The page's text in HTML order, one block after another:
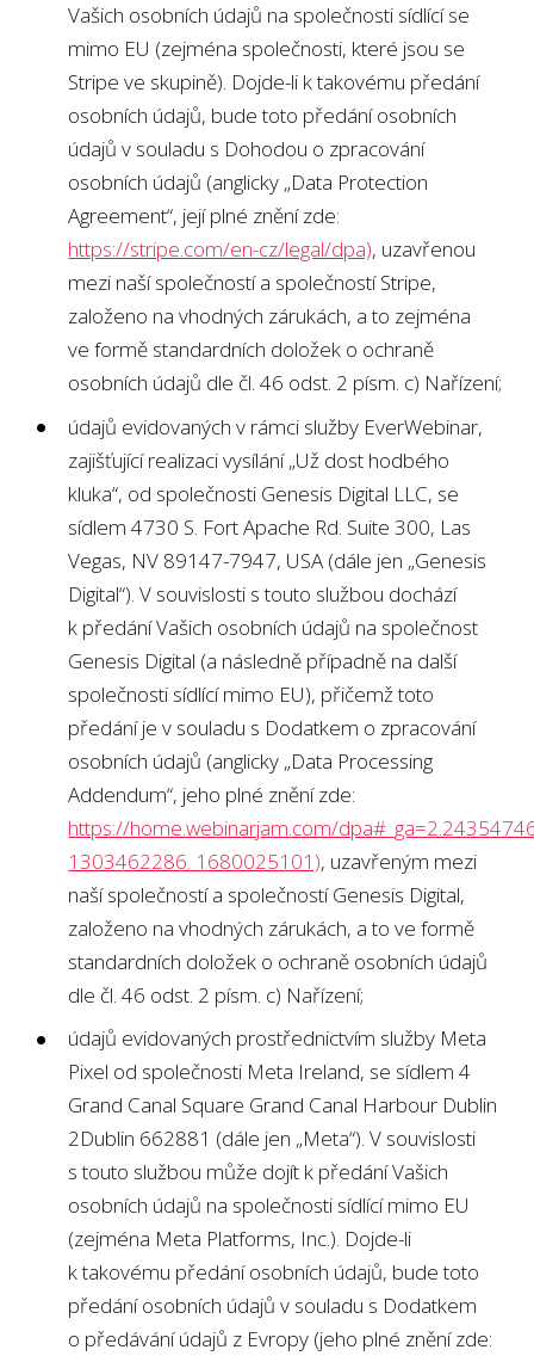
Vašich osobních údajů na společnosti sídlící se
mimo EU (zejména společnosti, které jsou se
Stripe ve skupině). Dojde-li k takovému předání
osobních údajů, bude toto předání osobních
údajů v souladu s Dohodou o zpracování
osobních údajů (anglicky „Data Protection
Agreement“, její plné znění zde:
https://stripe.com/en-cz/legal/dpa), uzavřenou
mezi naší společností a společností Stripe,
založeno na vhodných zárukách, a to zejména
ve formě standardních doložek o ochraně
osobních údajů dle čl. 46 odst. 2 písm. c) Nařízení;
údajů evidovaných v rámci služby EverWebinar,
zajišťující realizaci vysílání „Už dost hodbého
kluka“, od společnosti Genesis Digital LLC, se
sídlem 4730 S. Fort Apache Rd. Suite 300, Las
Vegas, NV 89147-7947, USA (dále jen „Genesis
Digital“). V souvislosti s touto službou dochází
k předání Vašich osobních údajů na společnost
Genesis Digital (a následně případně na další
společnosti sídlící mimo EU), přičemž toto
předání je v souladu s Dodatkem o zpracování
osobních údajů (anglicky „Data Processing
Addendum“, jeho plné znění zde:
https://home.webinarjam.com/
1303462286. 1680025101), uzavřeným mezi
naší společností a společností Genesis Digital,
založeno na vhodných zárukách, a to ve formě
standardních doložek o ochraně osobních údajů
dle čl. 46 odst. 2 písm. c) Nařízení;
údajů evidovaných prostřednictvím služby Meta
Pixel od společnosti Meta Ireland, se sídlem 4
Grand Canal Square Grand Canal Harbour Dublin
2Dublin 662881 (dále jen „Meta“). V souvislosti
s touto službou může dojít k předání Vašich
osobních údajů na společnosti sídlící mimo EU
(zejména Meta Platforms, Inc.). Dojde-li
k takovému předání osobních údajů, bude toto
předání osobních údajů v souladu s Dodatkem
o předávání údajů z Evropy (jeho plné znění zde: